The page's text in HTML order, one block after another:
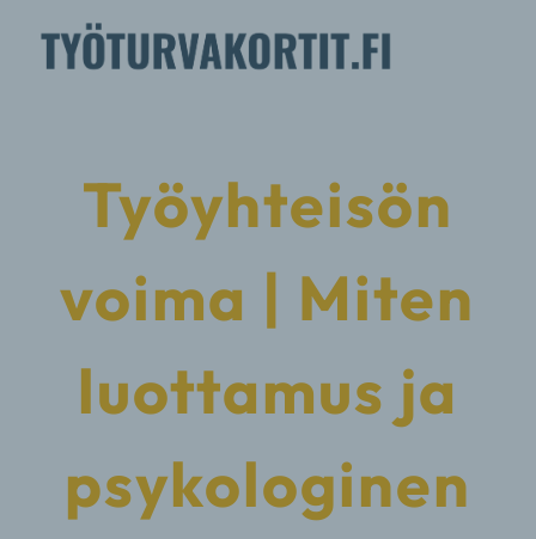
Työyhteisön
voima | Miten
luottamus ja
psykologinen